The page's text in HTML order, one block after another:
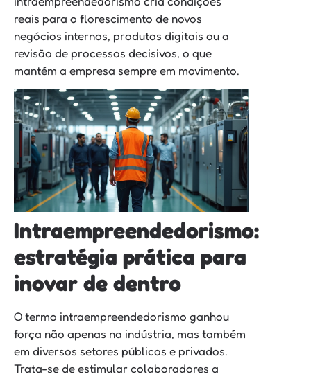
reais para o florescimento de novos
negócios internos, produtos digitais ou a
revisão de processos decisivos, o que
mantém a empresa sempre em movimento.
Intraempreendedorismo:
estratégia prática para
inovar de dentro
O termo intraempreendedorismo ganhou
força não apenas na indústria, mas também
em diversos setores públicos e privados.
Trata-se de estimular colaboradores a